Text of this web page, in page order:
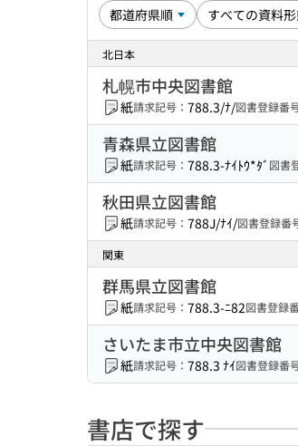
北日本
札幌市中央図書館
紙請求記号： 788.3/ﾅ/図書登録番
青森県立図書館
紙請求記号： 788.3-ﾅｲﾄｳ*ﾀﾞ 図書
秋田県立図書館
紙請求記号： 788J/ﾅｲ/図書登録番
関東
群馬県立図書館
紙請求記号： 788.3-ﾆ82図書登録
さいたま市立中央図書館
紙請求記号： 788.3 ﾅｲ図書登録番
書店で探す